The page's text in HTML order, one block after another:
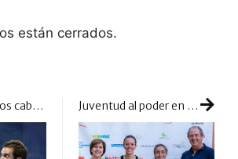
están cerrados.
Los dos primeros cabezas de serie se quedan fuera de la ecuación ganadora de previas Juventud al poder en el Campeonato Absoluto de Madrid